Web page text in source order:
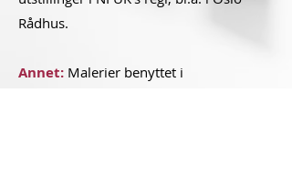
Rådhus.
Annet: Malerier benyttet i